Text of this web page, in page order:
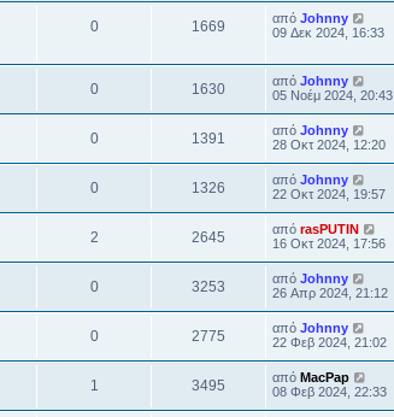
0 1669 από Johnny
09 Δεκ 2024, 16:33
0 1630 από Johnny
05 Νοέμ 2024, 20:43
0 1391 από Johnny
28 Οκτ 2024, 12:20
0 1326 από Johnny
22 Οκτ 2024, 19:57
2 2645 από rasPUTIN
16 Οκτ 2024, 17:56
0 3253 από Johnny
26 Απρ 2024, 21:12
0 2775 από Johnny
22 Φεβ 2024, 21:02
1 3495 από MacPap
08 Φεβ 2024, 22:33